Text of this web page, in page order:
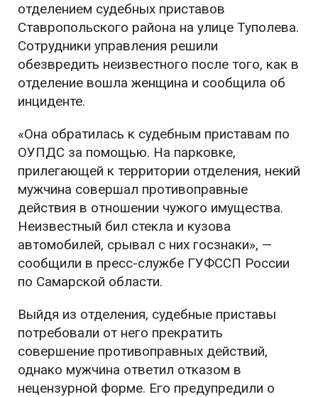
отделением судебных приставов
Ставропольского района на улице Туполева.
Сотрудники управления решили
обезвредить неизвестного после того, как в
отделение вошла женщина и сообщила об
инциденте.
«Она обратилась к судебным приставам по
ОУПДС за помощью. На парковке,
прилегающей к территории отделения, некий
мужчина совершал противоправные
действия в отношении чужого имущества.
Неизвестный бил стекла и кузова
автомобилей, срывал с них госзнаки», —
сообщили в пресс-службе ГУФССП России
по Самарской области.
Выйдя из отделения, судебные приставы
потребовали от него прекратить
совершение противоправных действий,
однако мужчина ответил отказом в
нецензурной форме. Его предупредили о